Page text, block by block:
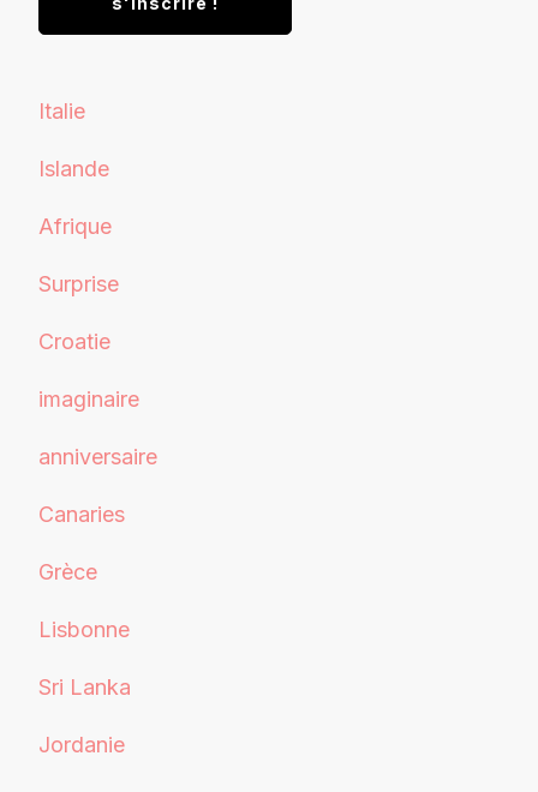
Italie
Islande
Afrique
Surprise
Croatie
imaginaire
anniversaire
Canaries
Grèce
Lisbonne
Sri Lanka
Jordanie